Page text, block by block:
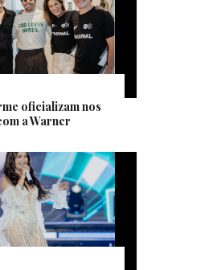
oficializam nos
a Warner